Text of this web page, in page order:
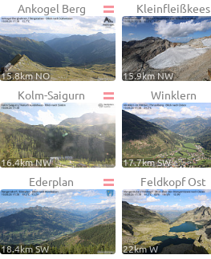
Ankogel Berg
15.8km NO
Kleinfleißkees
15.9km NW
Kolm-Saigurn
16.4km NW
Winklern
17.7km SW
Ederplan
18.4km SW
Feldkopf Ost
22km W